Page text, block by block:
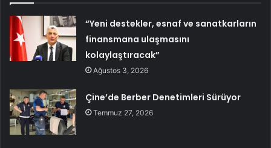
“Yeni destekler, esnaf ve sanatkarların
finansmana ulaşmasını
kolaylaştıracak”
Ağustos 3, 2026
Çine’de Berber Denetimleri Sürüyor
Temmuz 27, 2026